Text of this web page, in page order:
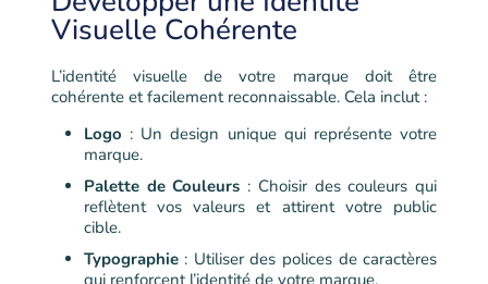
Visuelle Cohérente
L’identité visuelle de votre marque doit être
cohérente et facilement reconnaissable. Cela inclut :
Logo : Un design unique qui représente votre
marque.
Palette de Couleurs : Choisir des couleurs qui
reflètent vos valeurs et attirent votre public
cible.
Typographie: Utiliser des polices de caractères
qui renforcent l’identité de votre marque.